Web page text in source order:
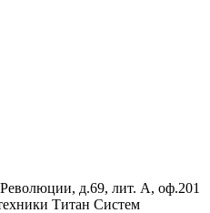
д.69, лит. А, оф.201
Титан Систем